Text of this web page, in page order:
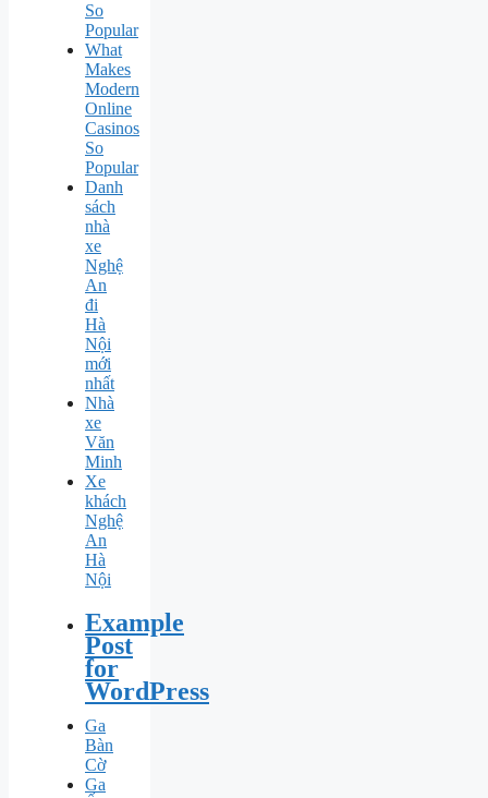
So
Popular
What
Makes
Modern
Online
Casinos
So
Popular
Danh
sách
nhà
xe
Nghệ
An
đi
Hà
Nội
mới
nhất
Nhà
xe
Văn
Minh
Xe
khách
Nghệ
An
Hà
Nội
Example
Post
for
WordPress
Ga
Bàn
Cờ
Ga